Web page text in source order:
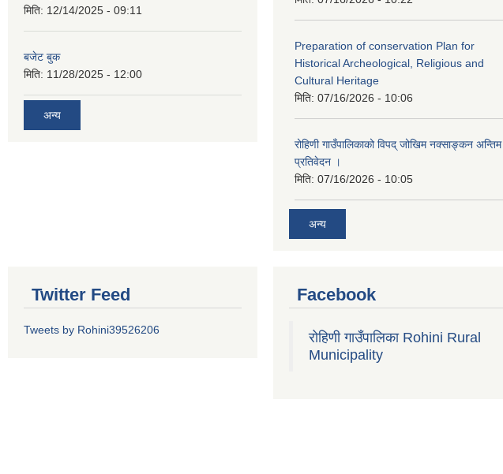
मिति: 12/14/2025 - 09:11
बजेट बुक
मिति: 11/28/2025 - 12:00
अन्य
Preparation of conservation Plan for
Historical Archeological, Religious and
Cultural Heritage
मिति: 07/16/2026 - 10:06
रोहिणी गाउँपालिकाको विपद् जोखिम नक्साङ्कन अन्तिम
प्रतिवेदन ।
मिति: 07/16/2026 - 10:05
अन्य
Twitter Feed
Tweets by Rohini39526206
Facebook
रोहिणी गाउँपालिका Rohini Rural
Municipality